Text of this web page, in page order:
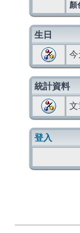
顏
生日
今
統計資料
文
登入